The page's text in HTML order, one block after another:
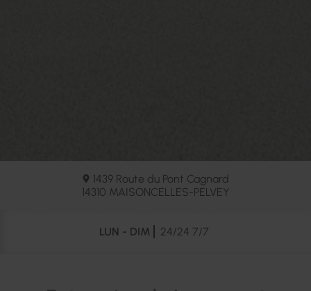
1439 Route du Pont Cagnard
14310 MAISONCELLES-PELVEY
LUN - DIM 24/24 7/7